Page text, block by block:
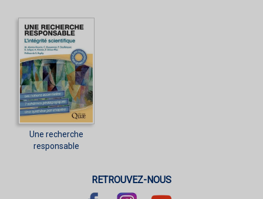
Une recherche
responsable
RETROUVEZ-NOUS